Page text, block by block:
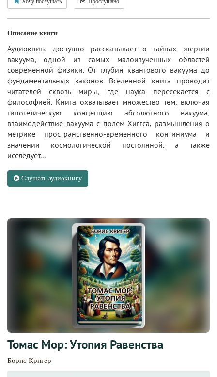
Описание книги
Аудиокнига доступно рассказывает о тайнах энергии
вакуума, одной из самых малоизученных областей
современной физики. От глубин квантового вакуума до
фундаментальных законов Вселенной книга проводит
читателей сквозь миры, где наука пересекается с
философией. Книга охватывает множество тем, включая
гипотетическую концепцию абсолютного вакуума,
взаимодействие вакуума с полем Хиггса, размышления о
метрике пространственно-временного континиума и
значении космологической постоянной, а также
исследует...
Слушать аудиокнигу
Томас Мор: Утопия Равенства
Борис Кригер